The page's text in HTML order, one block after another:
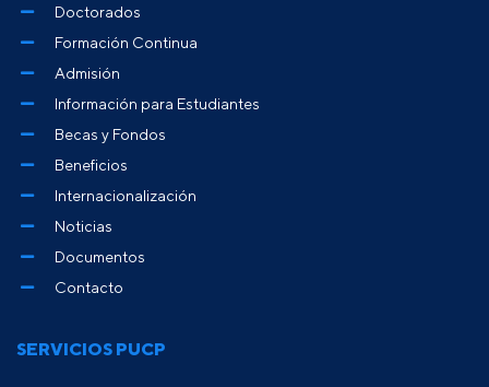
Doctorados
Formación Continua
Admisión
Información para Estudiantes
Becas y Fondos
Beneficios
Internacionalización
Noticias
Documentos
Contacto
SERVICIOS PUCP